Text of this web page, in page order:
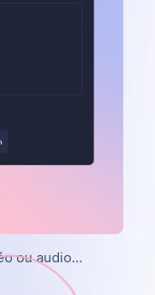
ou audio...